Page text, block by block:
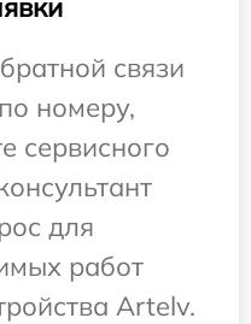
связи
номеру,
сервисного
для
работ
Artelv.